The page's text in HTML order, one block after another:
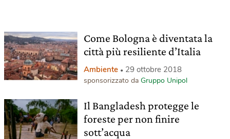
Come Bologna è diventata la
città più resiliente d’Italia
Ambiente 29 ottobre 2018
sponsorizzato da Gruppo Unipol
Il Bangladesh protegge le
foreste per non finire
sott’acqua